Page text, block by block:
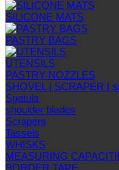
SILICONE MATS
PASTRY BAGS
UTENSILS
PASTRY NOZZLES
SHOVEL | SCRAPER |
Spatula
shoulder blades
Scrapers
Tassels
WHISKS
MEASURING
BORDER TAPE